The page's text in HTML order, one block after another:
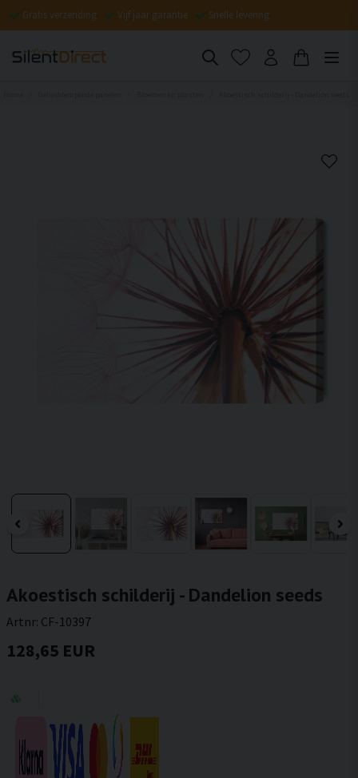
Gratis verzending Vijf jaar garantie Snelle levering
Akoestisch schilderij - Dandelion seeds
Artnr: CF-10397
128,65 EUR